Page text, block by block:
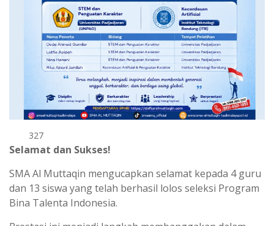
327
Selamat dan Sukses!
SMA Al Muttaqin mengucapkan selamat kepada 4 guru
dan 13 siswa yang telah berhasil lolos seleksi Program
Bina Talenta Indonesia.